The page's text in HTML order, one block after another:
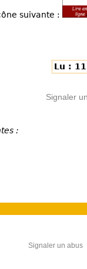
suivante :
Lu :
Signaler
:
Signaler un abus